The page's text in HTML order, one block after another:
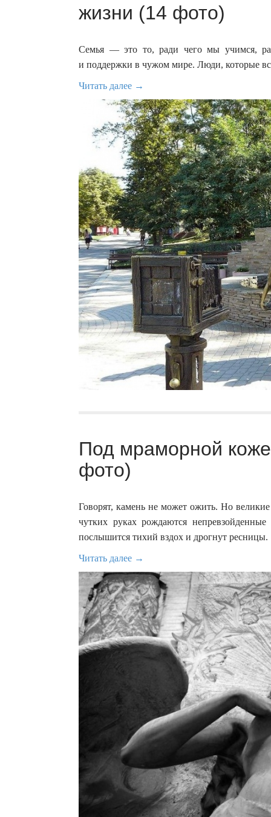
жизни (14 фото)
Семья — это то, ради чего мы учимся,
и поддержки в чужом мире. Люди, которые
Читать далее →
Под мраморной
фото)
Говорят, камень не может ожить. Но
чутких руках рождаются
послышится тихий вздох и дрогнут ресницы.
Читать далее →